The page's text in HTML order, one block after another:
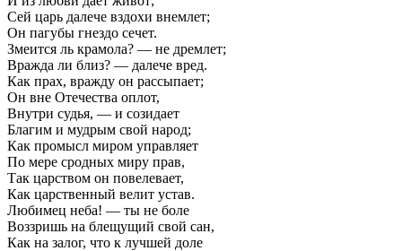
Сей царь далече вздохи внемлет;
Он пагубы гнездо сечет.
Змеится ль крамола? — не дремлет;
Вражда ли близ? — далече вред.
Как прах, вражду он рассыпает;
Он вне Отечества оплот,
Внутри судья, — и созидает
Благим и мудрым свой народ;
Как промысл миром управляет
По мере сродных миру прав,
Так царством он повелевает,
Как царственный велит устав.
Любимец неба! — ты не боле
Воззришь на блещущий свой сан,
Как на залог, что к лучшей доле